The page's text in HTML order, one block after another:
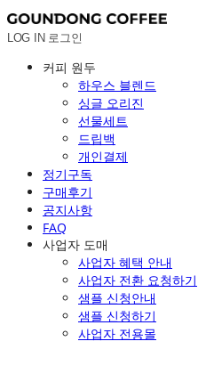
LOG IN 로그인
커피 원두
하우스 블렌드
싱글 오리진
선물세트
드립백
개인결제
정기구독
구매후기
공지사항
FAQ
사업자 도매
사업자 혜택 안내
사업자 전환 요청하기
샘플 신청안내
샘플 신청하기
사업자 전용몰